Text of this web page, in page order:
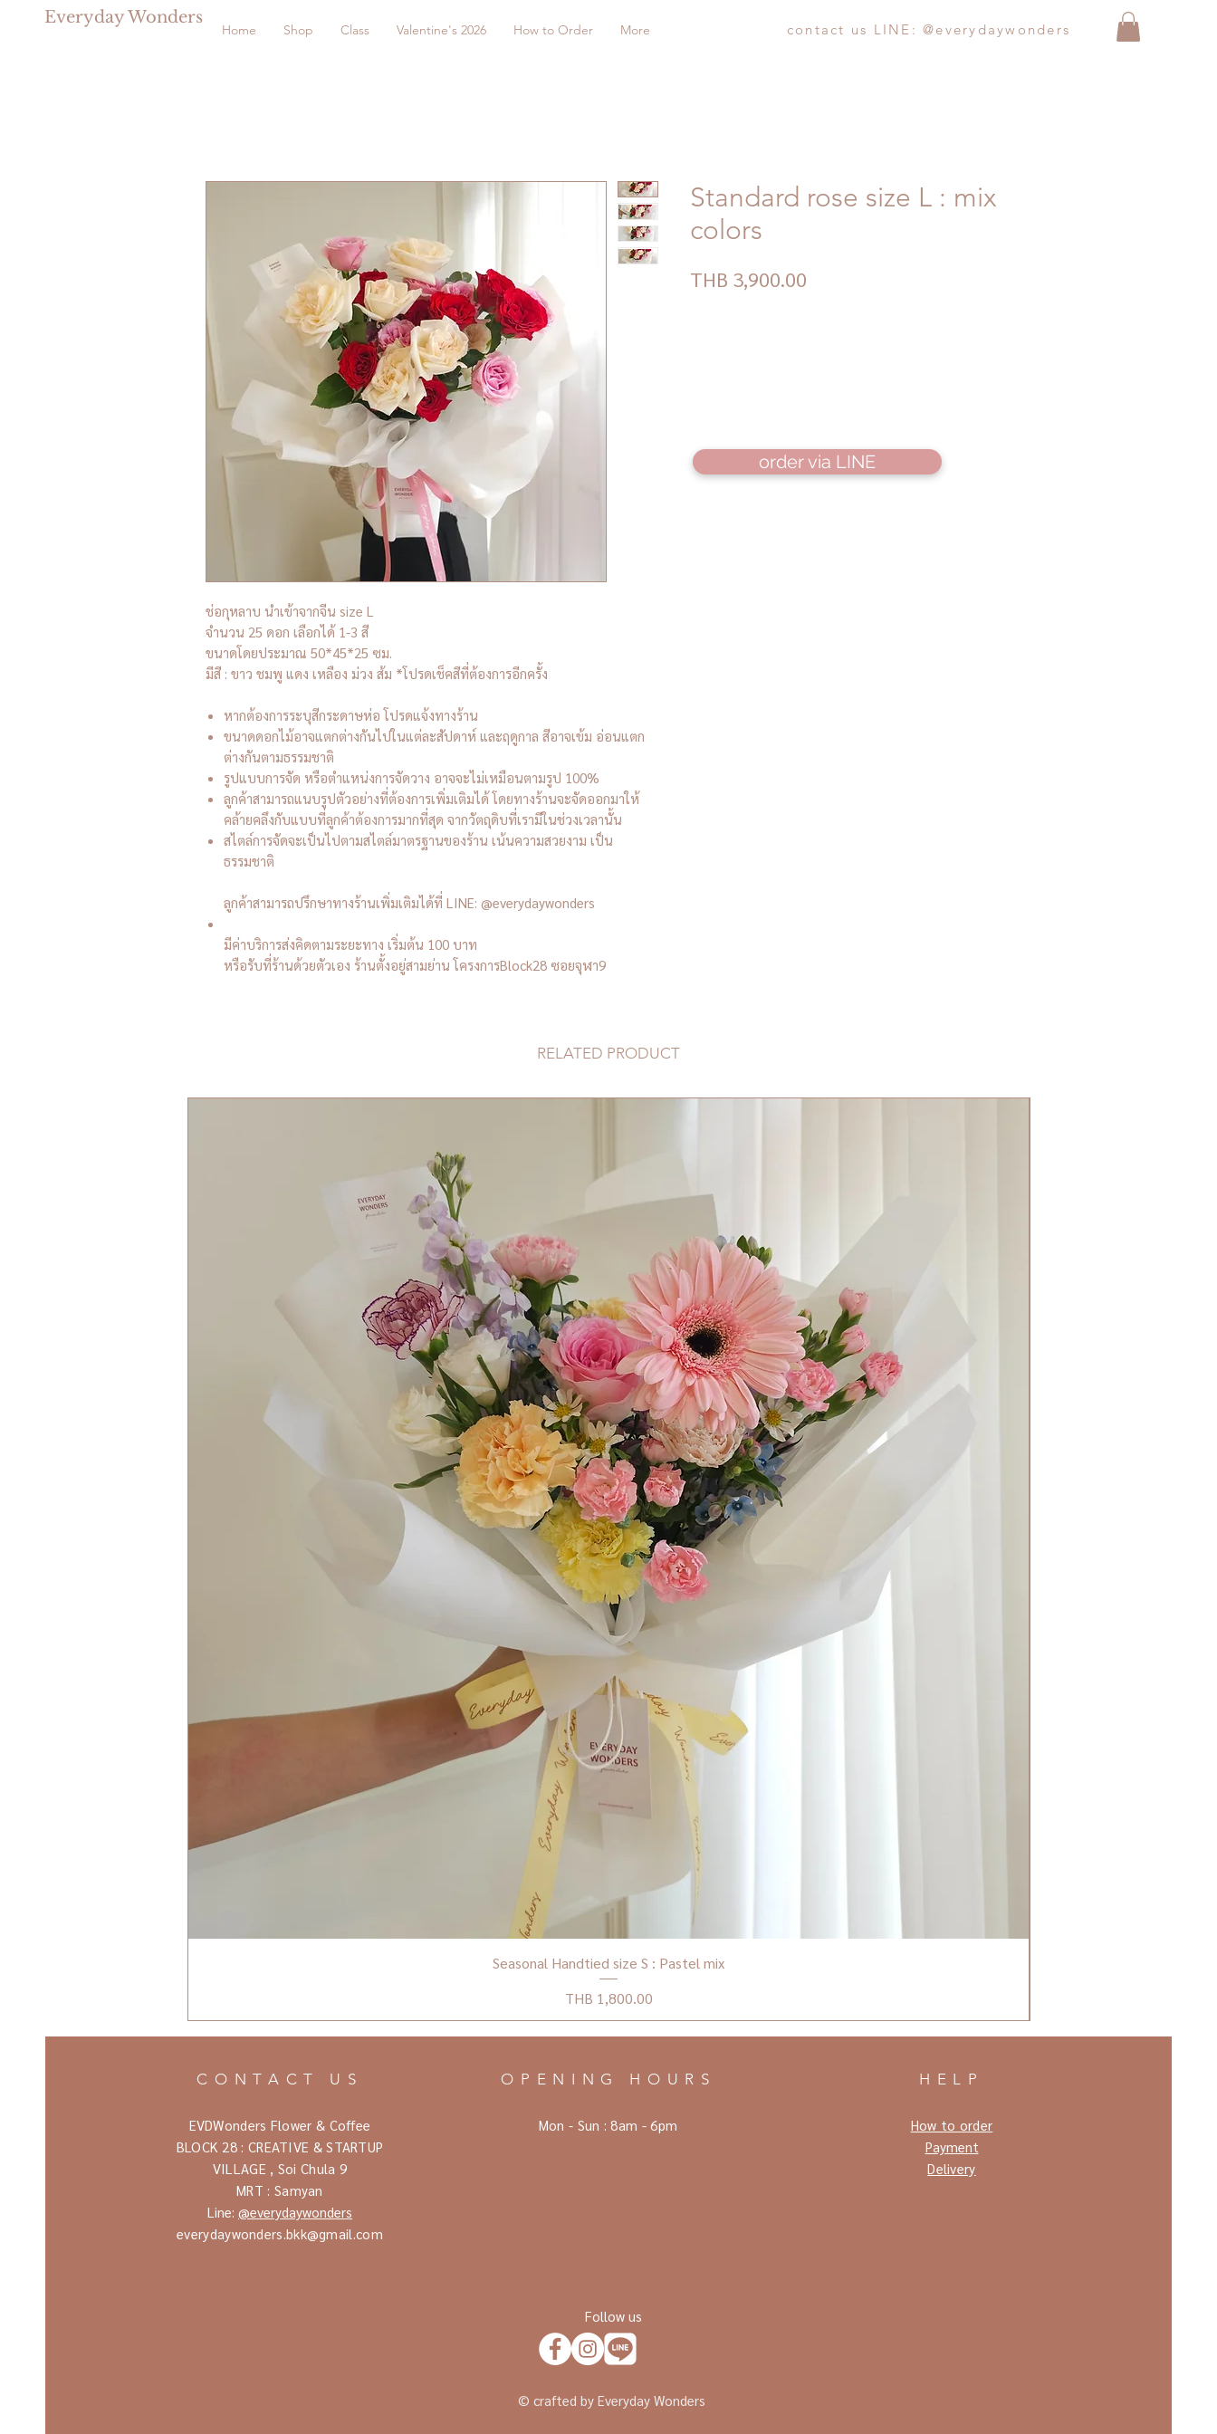
Everyday Wonders
Home Shop Class Valentine's 2026 How to Order More contact us LINE: @everydaywonders
ช่อกุหลาบ นำเข้าจากจีน size L
จำนวน 25 ดอก เลือกได้ 1-3 สี
ขนาดโดยประมาณ 50*45*25 ซม.
มีสี : ขาว ชมพู แดง เหลือง ม่วง ส้ม *โปรดเช็คสีที่ต้องการอีกครั้ง
หากต้องการระบุสีกระดาษห่อ โปรดแจ้งทางร้าน
ขนาดดอกไม้อาจแตกต่างกันไปในแต่ละสัปดาห์ และฤดูกาล สีอาจเข้ม อ่อนแตก
ต่างกันตามธรรมชาติ
รูปแบบการจัด หรือตำแหน่งการจัดวาง อาจจะไม่เหมือนตามรูป 100%
ลูกค้าสามารถแนบรูปตัวอย่างที่ต้องการเพิ่มเติมได้ โดยทางร้านจะจัดออกมาให้
คล้ายคลึงกับแบบที่ลูกค้าต้องการมากที่สุด จากวัตถุดิบที่เรามีในช่วงเวลานั้น
สไตล์การจัดจะเป็นไปตามสไตล์มาตรฐานของร้าน เน้นความสวยงาม เป็น
ธรรมชาติ
ลูกค้าสามารถปรึกษาทางร้านเพิ่มเติมได้ที่ LINE: @everydaywonders
มีค่าบริการส่งคิดตามระยะทาง เริ่มต้น 100 บาท
หรือรับที่ร้านด้วยตัวเอง ร้านตั้งอยู่สามย่าน โครงการBlock28 ซอยจุฬา9
Standard rose size L : mix
colors
THB 3,900.00
order via LINE
RELATED PRODUCT
Seasonal Handtied size S : Pastel mix
Price
THB 1,800.00
CONTACT US
EVDWonders Flower & Coffee
BLOCK 28 : CREATIVE & STARTUP
VILLAGE , Soi Chula 9
MRT : Samyan
Line: @everydaywonders
everydaywonders.bkk@gmail.com
OPENING HOURS
Mon - Sun :8am - 6pm
HELP
How to order
Payment
Delivery
Follow us
© crafted by Everyday Wonders